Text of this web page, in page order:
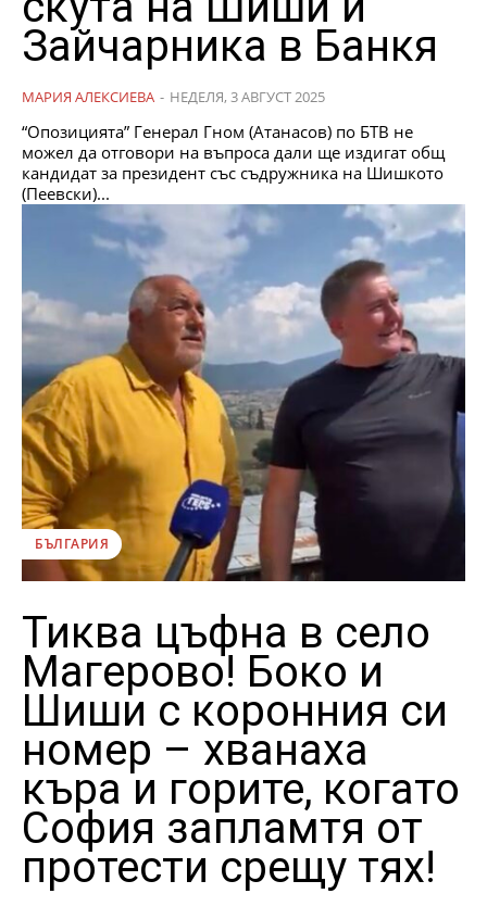
Зайчарника в Банкя
МАРИЯ АЛЕКСИЕВА - НЕДЕЛЯ, 3 АВГУСТ 2025
“Опозицията” Генерал Гном (Атанасов) по БТВ не
можел да отговори на въпроса дали ще издигат общ
кандидат за президент със съдружника на Шишкото
(Пеевски)...
БЪЛГАРИЯ
Тиква цъфна в село
Магерово! Боко и
Шиши с коронния си
номер – хванаха
къра и горите, когато
София запламтя от
протести срещу тях!